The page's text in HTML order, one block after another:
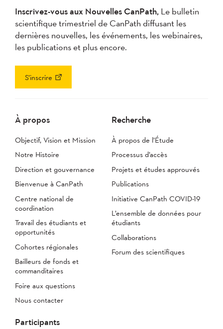
Inscrivez-vous aux Nouvelles CanPath, Le bulletin
scientifique trimestriel de CanPath diffusant les
dernières nouvelles, les événements, les webinaires,
les publications et plus encore.
S’inscrire
À propos
Objectif, Vision et Mission
Notre Histoire
Direction et gouvernance
Bienvenue à CanPath
Centre national de
coordination
Travail des étudiants et
opportunités
Cohortes régionales
Bailleurs de fonds et
commanditaires
Foire aux questions
Nous contacter
Recherche
À propos de l’Étude
Processus d’accès
Projets et études approuvés
Publications
Initiative CanPath COVID-19
L’ensemble de données pour
étudiants
Collaborations
Forum des scientifiques
Participants